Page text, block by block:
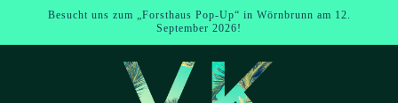
Direkt zumBesucht uns zum „Forsthaus Pop-Up“ in Wörnbrunn am 12.
September 2026!